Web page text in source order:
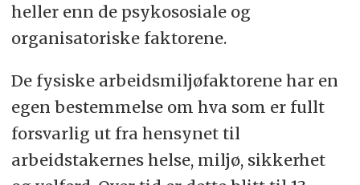
heller enn de psykososiale og
organisatoriske faktorene.
De fysiske arbeidsmiljøfaktorene har en
egen bestemmelse om hva som er fullt
forsvarlig ut fra hensynet til
arbeidstakernes helse, miljø, sikkerhet